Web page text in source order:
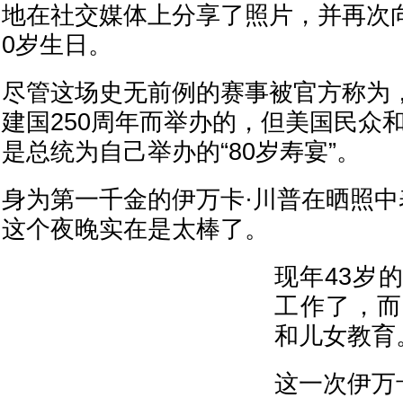
地在社交媒体上分享了照片，并再次
0岁生日。
尽管这场史无前例的赛事被官方称为
建国250周年而举办的，但美国民众
是总统为自己举办的“80岁寿宴”。
身为第一千金的伊万卡·川普在晒照
这个夜晚实在是太棒了。
现年43岁
工作了，
和儿女教育
这一次伊